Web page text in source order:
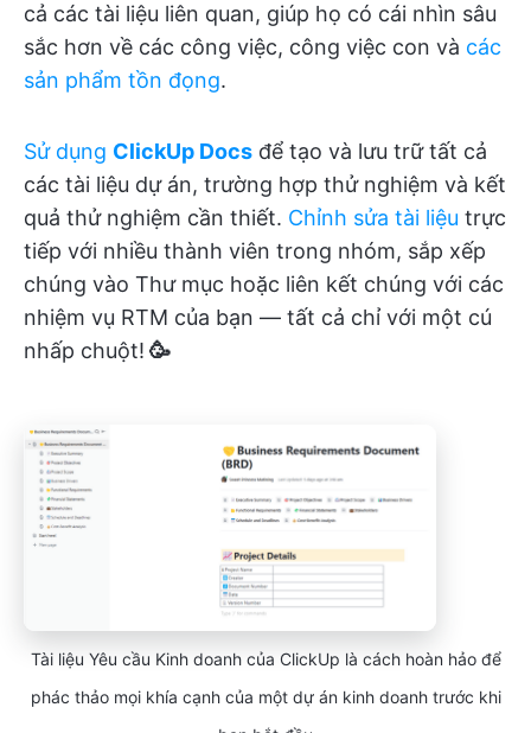
cả các tài liệu liên quan, giúp họ có cái nhìn sâu
sắc hơn về các công việc, công việc con và các
sản phẩm tồn đọng.
Sử dụng ClickUp Docs để tạo và lưu trữ tất cả
các tài liệu dự án, trường hợp thử nghiệm và kết
quả thử nghiệm cần thiết. Chỉnh sửa tài liệu trực
tiếp với nhiều thành viên trong nhóm, sắp xếp
chúng vào Thư mục hoặc liên kết chúng với các
nhiệm vụ RTM của bạn — tất cả chỉ với một cú
nhấp chuột! 🥳
Tài liệu Yêu cầu Kinh doanh của ClickUp là cách hoàn hảo để
phác thảo mọi khía cạnh của một dự án kinh doanh trước khi